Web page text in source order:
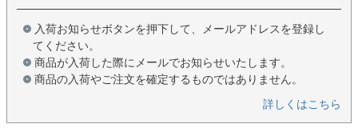
入荷お知らせボタンを押下して、メールアドレスを登録し
てください。
商品が入荷した際にメールでお知らせいたします。
商品の入荷やご注文を確定するものではありません。
詳しくはこちら